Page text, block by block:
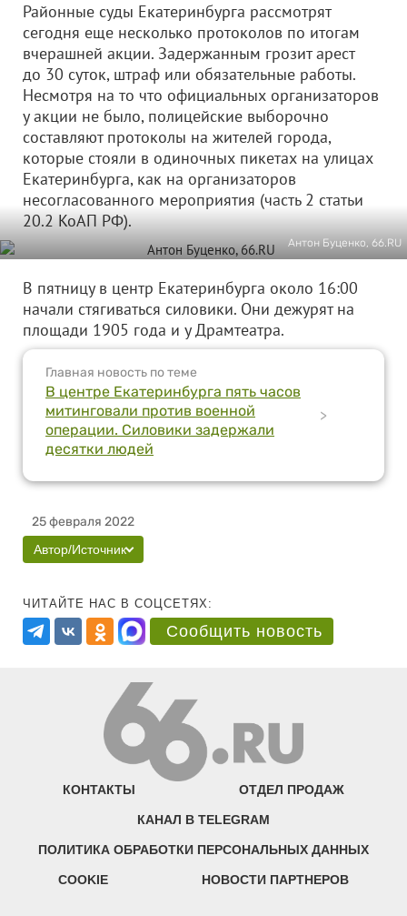
Районные суды Екатеринбурга рассмотрят
сегодня еще несколько протоколов по итогам
вчерашней акции. Задержанным грозит арест
до 30 суток, штраф или обязательные работы.
Несмотря на то что официальных организаторов
у акции не было, полицейские выборочно
составляют протоколы на жителей города,
которые стояли в одиночных пикетах на улицах
Екатеринбурга, как на организаторов
несогласованного мероприятия (часть 2 статьи
20.2 КоАП РФ).
Антон Буценко, 66.RU
В пятницу в центр Екатеринбурга около 16:00
начали стягиваться силовики. Они дежурят на
площади 1905 года и у Драмтеатра.
Главная новость по теме
В центре Екатеринбурга пять часов
митинговали против военной
операции. Силовики задержали
десятки людей
>
25 февраля 2022
Автор/Источник
ЧИТАЙТЕ НАС В СОЦСЕТЯХ:
Сообщить новость
КОНТАКТЫ ОТДЕЛ ПРОДАЖ
КАНАЛ В TELEGRAM
ПОЛИТИКА ОБРАБОТКИ ПЕРСОНАЛЬНЫХ ДАННЫХ
COOKIE НОВОСТИ ПАРТНЕРОВ